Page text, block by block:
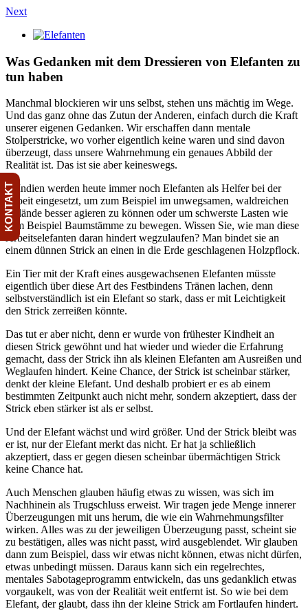
Skip
content
Next
View
Image
Was Gedanken mit dem Dressieren von Elefanten zu
tun haben
Manchmal blockieren wir uns selbst, stehen uns mächtig im Wege.
Und das ganz ohne das Zutun der Anderen, einfach durch die Kraft
unserer eigenen Gedanken. Wir erschaffen dann mentale
Stolperstricke, wo vorher eigentlich keine waren und sind davon
überzeugt, dass unsere Wahrnehmung ein genaues Abbild der
Realität ist. Das ist sie aber keineswegs.
In Indien werden heute immer noch Elefanten als Helfer bei der
Arbeit eingesetzt, um zum Beispiel im unwegsamen, waldreichen
Gelände besser agieren zu können oder um schwerste Lasten wie
zum Beispiel Baumstämme zu bewegen. Wissen Sie, wie man diese
Arbeitselefanten daran hindert wegzulaufen? Man bindet sie an
einem dünnen Strick an einen in die Erde geschlagenen Holzpflock.
Ein Tier mit der Kraft eines ausgewachsenen Elefanten müsste
eigentlich über diese Art des Festbindens Tränen lachen, denn
selbstverständlich ist ein Elefant so stark, dass er mit Leichtigkeit
den Strick zerreißen könnte.
Das tut er aber nicht, denn er wurde von frühester Kindheit an
diesen Strick gewöhnt und hat wieder und wieder die Erfahrung
gemacht, dass der Strick ihn als kleinen Elefanten am Ausreißen und
Weglaufen hindert. Keine Chance, der Strick ist scheinbar stärker,
denkt der kleine Elefant. Und deshalb probiert er es ab einem
bestimmten Zeitpunkt auch nicht mehr, sondern akzeptiert, dass der
Strick eben stärker ist als er selbst.
Und der Elefant wächst und wird größer. Und der Strick bleibt was
er ist, nur der Elefant merkt das nicht. Er hat ja schließlich
akzeptiert, dass er gegen diesen scheinbar übermächtigen Strick
keine Chance hat.
Auch Menschen glauben häufig etwas zu wissen, was sich im
Nachhinein als Trugschluss erweist. Wir tragen jede Menge innerer
Überzeugungen mit uns herum, die wie ein Wahrnehmungsfilter
wirken. Alles was zu der jeweiligen Überzeugung passt, scheint sie
zu bestätigen, alles was nicht passt, wird ausgeblendet. Wir glauben
dann zum Beispiel, dass wir etwas nicht können, etwas nicht dürfen,
etwas unbedingt müssen. Daraus kann sich ein regelrechtes,
mentales Sabotageprogramm entwickeln, das uns gedanklich etwas
vorgaukelt, was von der Realität weit entfernt ist. So wie bei dem
Elefant, der glaubt, dass ihn der kleine Strick am Fortlaufen hindert.
KONTAKT